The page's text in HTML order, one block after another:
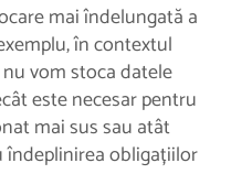
mai îndelungată a
în contextul
vom stoca datele
este necesar pentru
mai sus sau atât
îndeplinirea obligațiilor